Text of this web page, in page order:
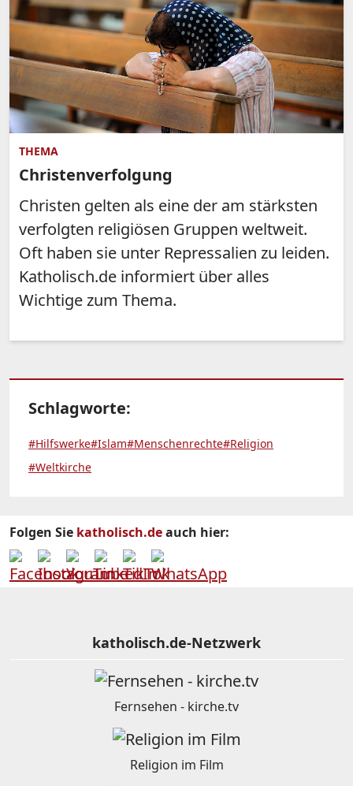
THEMA
Christenverfolgung
Christen gelten als eine der am stärksten
verfolgten religiösen Gruppen weltweit.
Oft haben sie unter Repressalien zu leiden.
Katholisch.de informiert über alles
Wichtige zum Thema.
Schlagworte:
#Hilfswerke#Islam#Menschenrechte#Religion
#Weltkirche
Folgen Sie katholisch.deauch hier:
katholisch.de-Netzwerk
Fernsehen - kirche.tv
Religion im Film